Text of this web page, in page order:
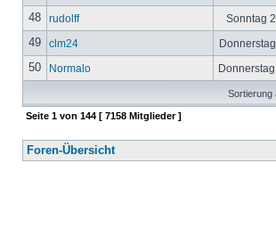
48 rudolff Sonntag
49 clm24
50 Normalo
Sortierung
Seite 1 von 144 [ 7158 Mitglieder ]
Foren-Übersicht